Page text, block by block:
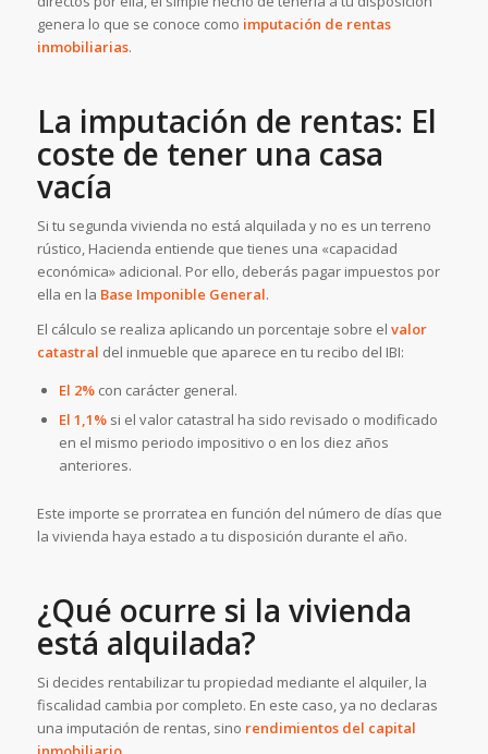
genera lo que se conoce como imputación de rentas
inmobiliarias.
La imputación de rentas: El
coste de tener una casa
vacía
Si tu segunda vivienda no está alquilada y no es un terreno
rústico, Hacienda entiende que tienes una «capacidad
económica» adicional. Por ello, deberás pagar impuestos por
ella en la Base Imponible General.
El cálculo se realiza aplicando un porcentaje sobre el valor
catastral del inmueble que aparece en tu recibo del IBI:
El 2%con carácter general.
El 1,1%si el valor catastral ha sido revisado o modificado
en el mismo periodo impositivo o en los diez años
anteriores.
Este importe se prorratea en función del número de días que
la vivienda haya estado a tu disposición durante el año.
¿Qué ocurre si la vivienda
está alquilada?
Si decides rentabilizar tu propiedad mediante el alquiler, la
fiscalidad cambia por completo. En este caso, ya no declaras
una imputación de rentas, sino rendimientos del capital